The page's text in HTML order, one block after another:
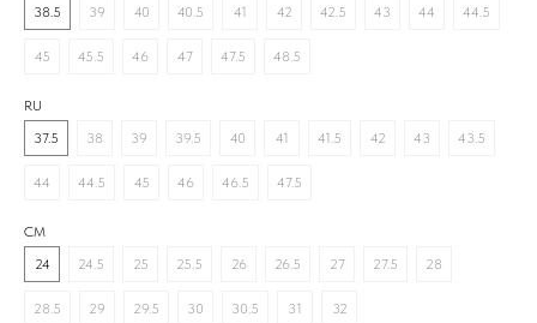
38.5
39 40 40.5 41 42 42.5 43 44 44.5
45 45.5 46 47 47.5 48.5
RU
37.5
38 39 39.5 40 41 41.5 42 43 43.5
44 44.5 45 46 46.5 47.5
CM
24
24.5 25 25.5 26 26.5 27 27.5 28
28.5 29 29.5 30 30.5 31 32